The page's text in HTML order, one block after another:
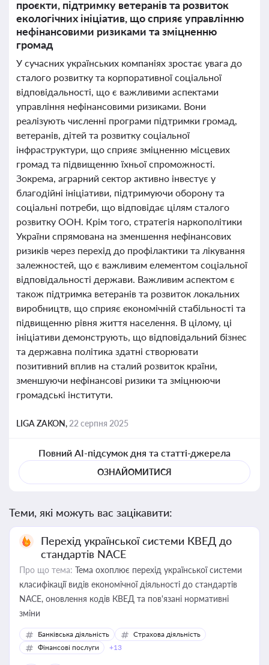
проєкти, підтримку ветеранів та розвиток
екологічних ініціатив, що сприяє управлінню
нефінансовими ризиками та зміцненню
громад
У сучасних українських компаніях зростає увага до
сталого розвитку та корпоративної соціальної
відповідальності, що є важливими аспектами
управління нефінансовими ризиками. Вони
реалізують численні програми підтримки громад,
ветеранів, дітей та розвитку соціальної
інфраструктури, що сприяє зміцненню місцевих
громад та підвищенню їхньої спроможності.
Зокрема, аграрний сектор активно інвестує у
благодійні ініціативи, підтримуючи оборону та
соціальні потреби, що відповідає цілям сталого
розвитку ООН. Крім того, стратегія наркополітики
України спрямована на зменшення нефінансових
ризиків через перехід до профілактики та лікування
залежностей, що є важливим елементом соціальної
відповідальності держави. Важливим аспектом є
також підтримка ветеранів та розвиток локальних
виробництв, що сприяє економічній стабільності та
підвищенню рівня життя населення. В цілому, ці
ініціативи демонструють, що відповідальний бізнес
та державна політика здатні створювати
позитивний вплив на сталий розвиток країни,
зменшуючи нефінансові ризики та зміцнюючи
громадські інститути.
LIGA ZAKON, 22 серпня 2025
Повний AI-підсумок дня та статті-джерела
ОЗНАЙОМИТИСЯ
Теми, які можуть вас зацікавити:
Перехід української системи КВЕД до
стандартів NACE
Про що тема: Тема охоплює перехід української системи
класифікації видів економічної діяльності до стандартів
NACE, оновлення кодів КВЕД та пов'язані нормативні
зміни
Банківська діяльність
Страхова діяльність
Фінансові послуги
+13